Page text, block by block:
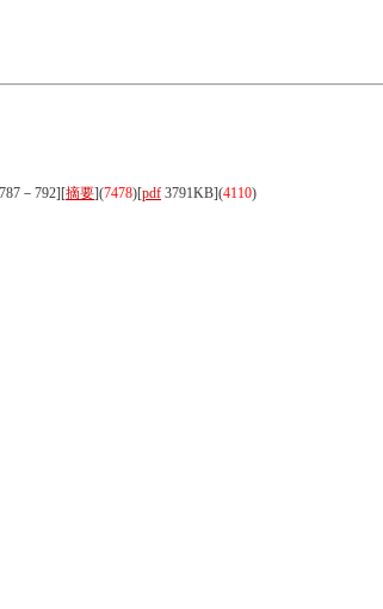
－792][摘要](7478)[pdf 3791KB](4110)